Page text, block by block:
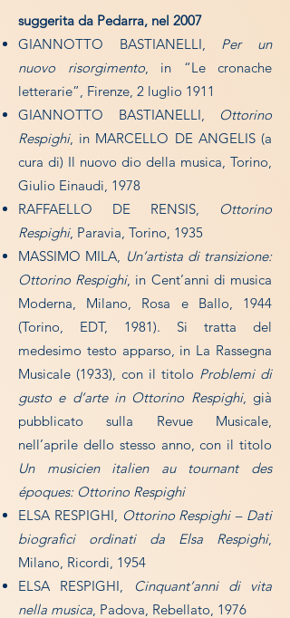
suggerita da Pedarra, nel 2007
GIANNOTTO BASTIANELLI, Per un
nuovo risorgimento, in “Le cronache
letterarie”, Firenze, 2 luglio 1911
GIANNOTTO BASTIANELLI,
Ottorino
Respighi, in MARCELLO DE ANGELIS (a
cura di) Il nuovo dio della musica, Torino,
Giulio Einaudi, 1978
RAFFAELLO DE RENSIS,
Ottorino
Respighi, Paravia, Torino, 1935
MASSIMO MILA,
Un’artista di transizione:
Ottorino Respighi, in Cent’anni di musica
Moderna, Milano, Rosa e Ballo, 1944
(Torino, EDT, 1981). Si tratta del
medesimo testo apparso, in La Rassegna
Musicale (1933), con il titolo Problemi di
gusto e d’arte in Ottorino Respighi, già
pubblicato sulla Revue Musicale,
nell’aprile dello stesso anno, con il titolo
Un musicien italien au tournant des
époques: Ottorino Respighi
ELSA RESPIGHI,
Ottorino Respighi – Dati
biografici ordinati da Elsa Respighi,
Milano, Ricordi, 1954
ELSA RESPIGHI,
Cinquant’anni di vita
nella musica , Padova, Rebellato, 1976